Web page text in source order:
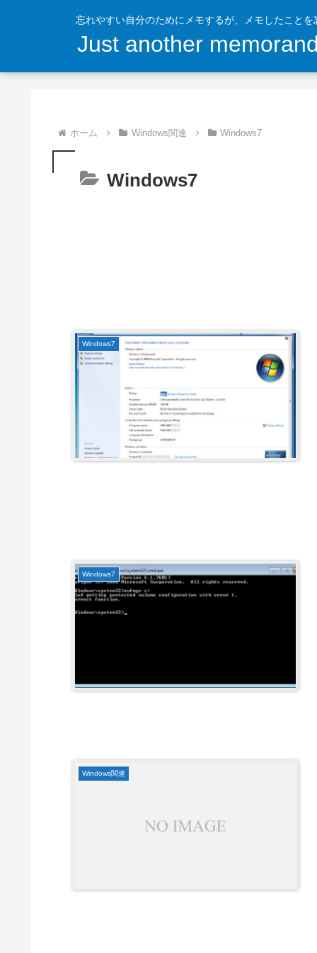
忘れやすい自分のためにメモするが、メモしたこと
Just another
ホーム Windows関連 Windows7
Windows7
Windows7
Windows7
Windows関連